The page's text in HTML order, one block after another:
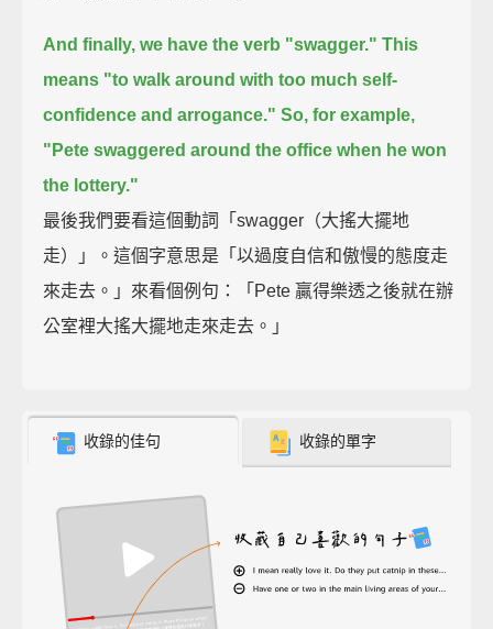
And finally, we have the verb "swagger." This
means "to walk around with too much self-
confidence and arrogance." So, for example,
"Pete swaggered around the office when he won
the lottery."
最後我們要看這個動詞「swagger（大搖大擺地
走）」。這個字意思是「以過度自信和傲慢的態度走
來走去。」來看個例句：「Pete 贏得樂透之後就在辦
公室裡大搖大擺地走來走去。」
收錄的佳句 收錄的單字